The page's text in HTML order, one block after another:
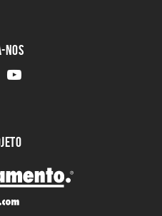
NOS